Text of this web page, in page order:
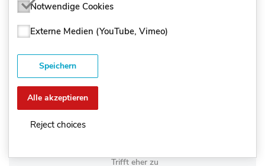
Perspektive des Befragten
(Selbstperspektive)
Wir sollen manchmal überprüfen, ob
Darstellungen in Medien (z.B. in
Zeitschriften, im Fernsehen oder Internet)
fachlich richtig sind.
Trifft eher zu
Notwendige Cookies
Externe Medien (YouTube, Vimeo)
Speichern
Alle akzeptieren
Reject choices